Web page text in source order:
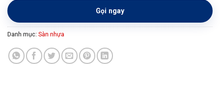
Gọi ngay
Danh mục: Sàn nhựa